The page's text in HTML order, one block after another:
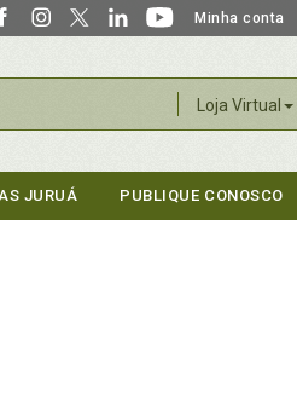
Minha conta
Loja Virtual
JURUÁ PUBLIQUE CONOSCO